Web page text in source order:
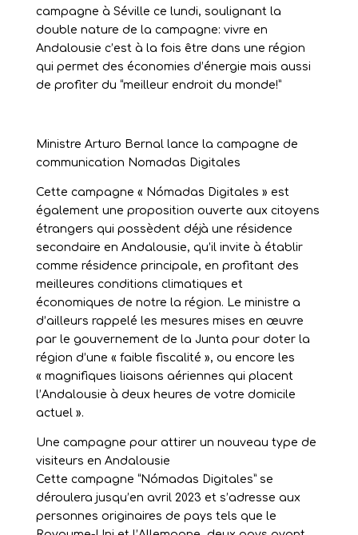
campagne à Séville ce lundi, soulignant la
double nature de la campagne: vivre en
Andalousie c’est à la fois être dans une région
qui permet des économies d’énergie mais aussi
de profiter du “meilleur endroit du monde!”
Ministre Arturo Bernal lance la campagne de
communication Nomadas Digitales
Cette campagne « Nómadas Digitales » est
également une proposition ouverte aux citoyens
étrangers qui possèdent déjà une résidence
secondaire en Andalousie, qu’il invite à établir
comme résidence principale, en profitant des
meilleures conditions climatiques et
économiques de notre la région. Le ministre a
d’ailleurs rappelé les mesures mises en œuvre
par le gouvernement de la Junta pour doter la
région d’une « faible fiscalité », ou encore les
« magnifiques liaisons aériennes qui placent
l’Andalousie à deux heures de votre domicile
actuel ».
Une campagne pour attirer un nouveau type de
visiteurs en Andalousie
Cette campagne “Nómadas Digitales” se
déroulera jusqu’en avril 2023 et s’adresse aux
personnes originaires de pays tels que le